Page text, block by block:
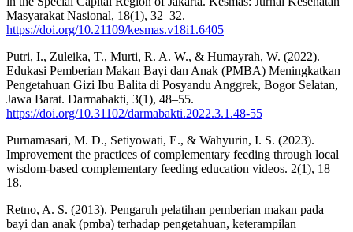
Masyarakat Nasional, 18(1), 32–32.
https://doi.org/10.21109/kesmas.v18i1.6405
Putri, I., Zuleika, T., Murti, R. A. W., & Humayrah, W. (2022).
Edukasi Pemberian Makan Bayi dan Anak (PMBA) Meningkatkan
Pengetahuan Gizi Ibu Balita di Posyandu Anggrek, Bogor Selatan,
Jawa Barat. Darmabakti, 3(1), 48–55.
https://doi.org/10.31102/darmabakti.2022.3.1.48-55
Purnamasari, M. D., Setiyowati, E., & Wahyurin, I. S. (2023).
Improvement the practices of complementary feeding through local
wisdom-based complementary feeding education videos. 2(1), 18–
18.
Retno, A. S. (2013). Pengaruh pelatihan pemberian makan pada
bayi dan anak (pmba) terhadap pengetahuan, keterampilan